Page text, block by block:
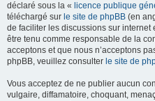
déclaré sous la « licence publique
téléchargé sur le site de phpBB (en
de faciliter les discussions sur
être tenu comme responsable de la
acceptons et que nous n’acceptons
phpBB, veuillez consulter le site de
Vous acceptez de ne publier aucun
vulgaire, diffamatoire, choquant,